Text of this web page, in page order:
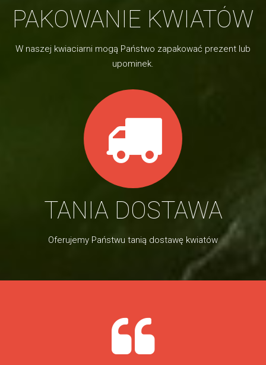
PAKOWANIE KWIATÓW
W naszej kwiaciarni mogą Państwo zapakować prezent lub
upominek.
TANIA DOSTAWA
Oferujemy Państwu tanią dostawę kwiatów